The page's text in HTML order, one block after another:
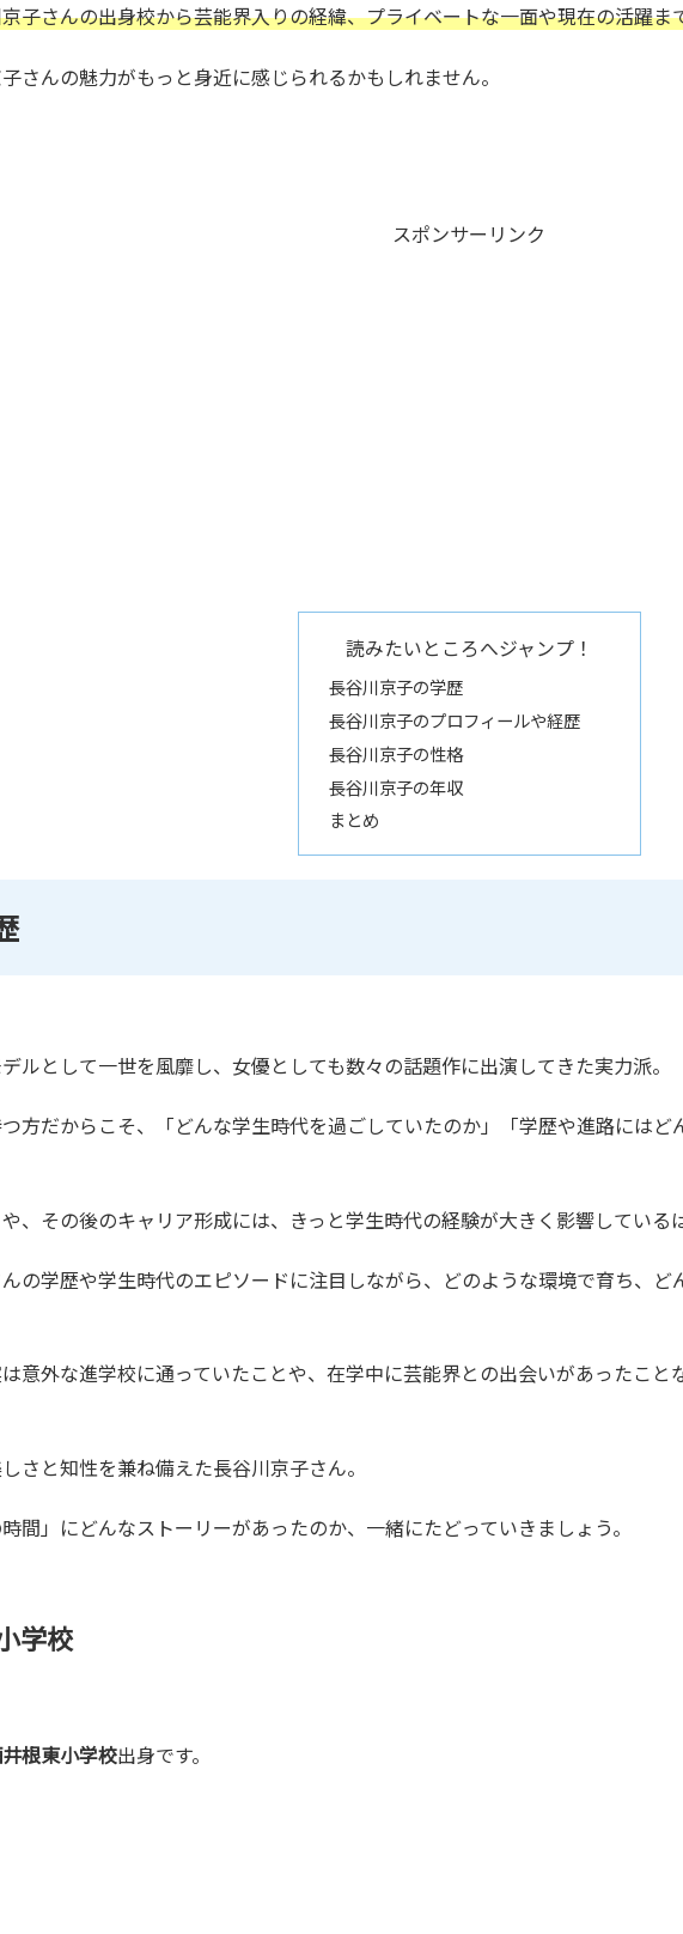
子さんの出身校から芸能界入りの経緯、プライベートな一面や現在の活躍
さんの魅力がもっと身近に感じられるかもしれません。
スポンサーリンク
読みたいところへジャンプ！
長谷川京子の学歴
長谷川京子のプロフィールや経歴
長谷川京子の性格
長谷川京子の年収
まとめ
ルとして一世を風靡し、女優としても数々の話題作に出演してきた実力派。
方だからこそ、「どんな学生時代を過ごしていたのか」「学歴や進路には
、その後のキャリア形成には、きっと学生時代の経験が大きく影響している
の学歴や学生時代のエピソードに注目しながら、どのような環境で育ち、
意外な進学校に通っていたことや、在学中に芸能界との出会いがあったこ
さと知性を兼ね備えた長谷川京子さん。
間」にどんなストーリーがあったのか、一緒にたどっていきましょう。
学校
根東小学校出身です。